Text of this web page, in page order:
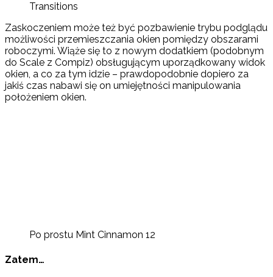
Transitions
Zaskoczeniem może też być pozbawienie trybu podglądu
możliwości przemieszczania okien pomiędzy obszarami
roboczymi. Wiąże się to z nowym dodatkiem (podobnym
do Scale z Compiz) obsługującym uporządkowany widok
okien, a co za tym idzie – prawdopodobnie dopiero za
jakiś czas nabawi się on umiejętności manipulowania
położeniem okien.
Po prostu Mint Cinnamon 12
Zatem…